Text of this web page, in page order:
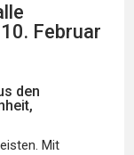
Februar
den
Mit